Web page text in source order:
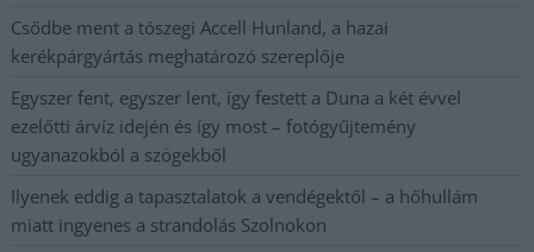
Csődbe ment a tószegi Accell Hunland, a hazai
kerékpárgyártás meghatározó szereplője
Egyszer fent, egyszer lent, így festett a Duna a két évvel
ezelőtti árvíz idején és így most – fotógyűjtemény
ugyanazokból a szögekből
Ilyenek eddig a tapasztalatok a vendégektől – a hőhullám
miatt ingyenes a strandolás Szolnokon